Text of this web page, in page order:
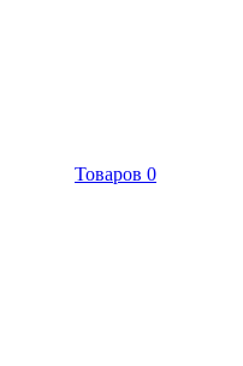
Товаров 0